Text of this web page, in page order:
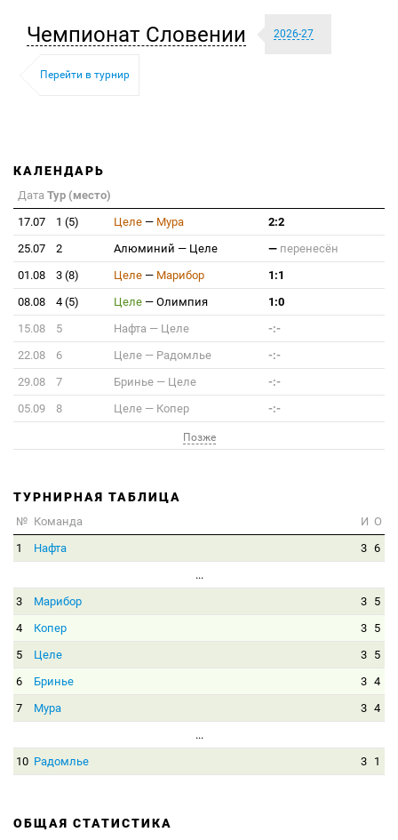
Чемпионат Словении 2026-27
Перейти в турнир
КАЛЕНДАРЬ
Дата Тур (место)
17.07
1 (5) Целе — Мура
2:2
25.07
2 Алюминий — Целе — перенесён
01.08
3 (8) Целе — Марибор
1:1
08.08
4 (5) Целе — Олимпия
1:0
15.08
5 Нафта — Целе
-:-
22.08
6 Целе — Радомлье
-:-
29.08
7 Бринье — Целе
-:-
05.09
8 Целе — Копер -:-
Позже
ТУРНИРНАЯ ТАБЛИЦА
№ Команда И О
1
Нафта 3 6
...
3
Марибор 3 5
4
Копер 3 5
5
Целе 3 5
6
Бринье 3 4
7
Мура 3 4
...
10 Радомлье 3 1
ОБЩАЯ СТАТИСТИКА